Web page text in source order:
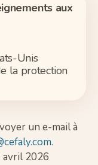
aux
Unis
la protection
un e-mail à
avril2026